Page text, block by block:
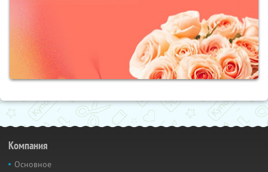
Компания
Основное